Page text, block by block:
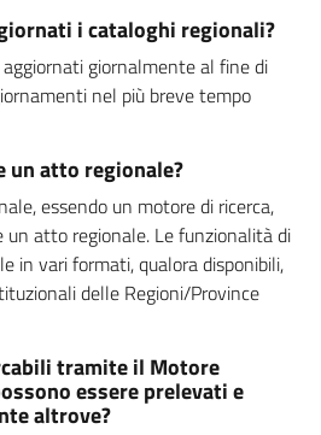
i cataloghi regionali?
giornalmente al fine di
nel più breve tempo
un atto regionale?
essendo un motore di ricerca,
un atto regionale. Le funzionalità di
in vari formati, qualora disponibili,
delle Regioni/Province
tramite il Motore
essere prelevati e
altrove?